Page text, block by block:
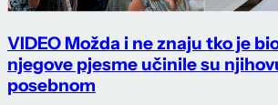
VIDEO Možda i ne znaju tko je
njegove pjesme učinile su
posebnom